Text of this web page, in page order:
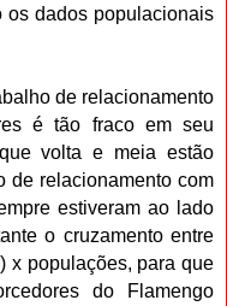
os dados populacionais
de relacionamento
é tão fraco em seu
volta e meia estão
de relacionamento com
estiveram ao lado
o cruzamento entre
x populações, para que
do Flamengo